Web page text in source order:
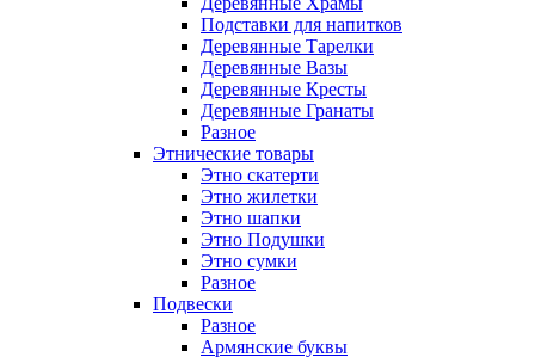
Подставки для напитков
Деревянные Тарелки
Деревянные Вазы
Деревянные Кресты
Деревянные Гранаты
Разное
Этнические товары
Этно скатерти
Этно жилетки
Этно шапки
Этно Подушки
Этно сумки
Разное
Подвески
Разное
Армянские буквы